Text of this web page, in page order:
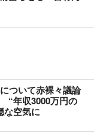
ついて赤裸々議論
“年収3000万円の
な空気に